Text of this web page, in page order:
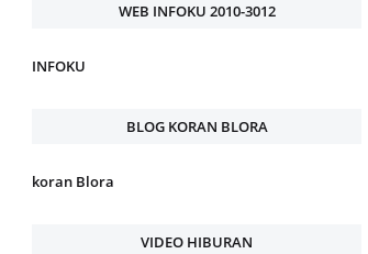
WEB INFOKU 2010-3012
INFOKU
BLOG KORAN BLORA
koran Blora
VIDEO HIBURAN